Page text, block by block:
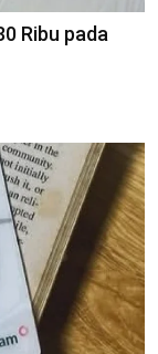
Ribu pada